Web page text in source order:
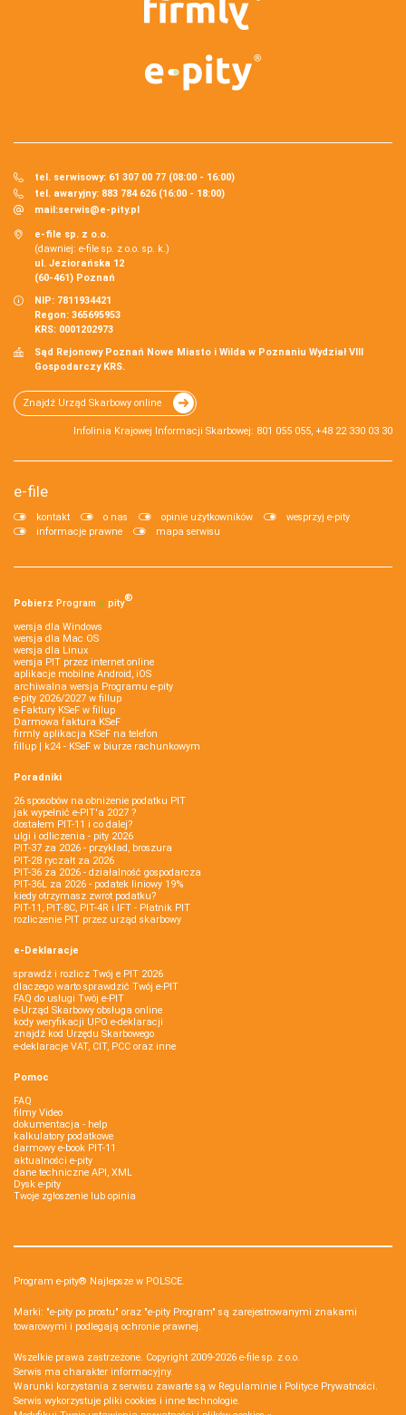
tel. serwisowy: 61 307 00 77 (08:00 - 16:00)
tel. awaryjny: 883 784 626 (16:00 - 18:00)
mail:serwis@e-pity.pl
e-file sp. z o.o.
(dawniej: e-file sp. z o.o. sp. k.)
ul. Jeziorańska 12
(60-461) Poznań
NIP: 7811934421
Regon: 365695953
KRS: 0001202973
Sąd Rejonowy Poznań Nowe Miasto i Wilda w Poznaniu Wydział VIII
Gospodarczy KRS.
Znajdź Urząd Skarbowy online
Infolinia Krajowej Informacji Skarbowej: 801 055 055, +48 22 330 03 30
e-file
kontakt o nas opinie użytkowników
wesprzyj e-pity
informacje prawne
mapa serwisu
Pobierz Program e‑pity®
wersja dla Windows
wersja dla Mac OS
wersja dla Linux
wersja PIT przez internet online
aplikacje mobilne Android, iOS
archiwalna wersja Programu e-pity
e-pity 2026/2027 w fillup
e‑Faktury KSeF w fillup
Darmowa faktura KSeF
firmly aplikacja KSeF na telefon
fillup | k24 - KSeF w biurze rachunkowym
Poradniki
26 sposobów na obniżenie podatku PIT
jak wypełnić e-PIT'a 2027 ?
dostałem PIT-11 i co dalej?
ulgi i odliczenia - pity 2026
PIT-37 za 2026 - przykład, broszura
PIT-28 ryczałt za 2026
PIT-36 za 2026 - działalność gospodarcza
PIT-36L za 2026 - podatek liniowy 19%
kiedy otrzymasz zwrot podatku?
PIT-11, PIT-8C, PIT-4R i IFT - Płatnik PIT
rozliczenie PIT przez urząd skarbowy
e-Deklaracje
sprawdź i rozlicz Twój e PIT 2026
dlaczego warto sprawdzić Twój e-PIT
FAQ do usługi Twój e-PIT
e-Urząd Skarbowy obsługa online
kody weryfikacji UPO e-deklaracji
znajdź kod Urzędu Skarbowego
e-deklaracje VAT, CIT, PCC oraz inne
Pomoc
FAQ
filmy Video
dokumentacja - help
kalkulatory podatkowe
darmowy e-book PIT-11
aktualności e-pity
dane techniczne API, XML
Dysk e-pity
Twoje zgłoszenie lub opinia
Program e-pity® Najlepsze w POLSCE.
Marki: "e-pity po prostu" oraz "e-pity Program" są zarejestrowanymi znakami
towarowymi i podlegają ochronie prawnej.
Wszelkie prawa zastrzeżone. Copyright 2009-2026 e-file sp. z o.o.
Serwis ma charakter informacyjny.
Warunki korzystania z serwisu zawarte są w Regulaminie i Polityce Prywatności.
Serwis wykorzystuje pliki cookies i inne technologie.